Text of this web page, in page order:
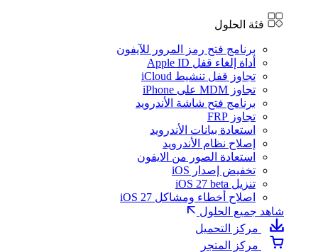
فئة الحلول
برنامج فتح رمز المرور للآيفون
أداة إلغاء قفل Apple ID
تجاوز قفل تنشيط iCloud
تجاوز MDM على iPhone
برنامج فتح شاشة الأندرويد
تجاوز FRP
استعادة بيانات الأندرويد
إصلاح نظام الأندرويد
استعادة الصور من الايفون
تخفيض إصدار iOS
تنزيل iOS 27 beta
اصلاح أخطاء ومشاكل iOS 27
شاهد جميع الحلول
مركز التحميل
مركز المتجر